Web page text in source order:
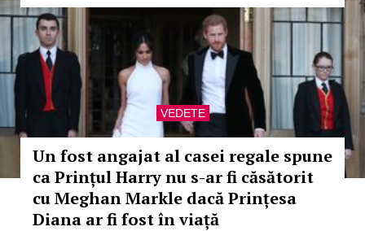
VEDETE
Un fost angajat al casei regale spune
ca Prințul Harry nu s-ar fi căsătorit
cu Meghan Markle dacă Prințesa
Diana ar fi fost în viață